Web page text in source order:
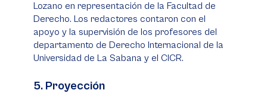
Lozano en representación de la Facultad de
Derecho. Los redactores contaron con el
apoyo y la supervisión de los profesores del
departamento de Derecho Internacional de la
Universidad de La Sabana y el CICR.
5. Proyección